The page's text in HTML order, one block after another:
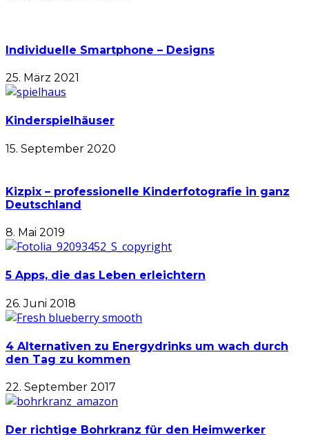
Individuelle Smartphone – Designs
25. März 2021
Kinderspielhäuser
15. September 2020
Kizpix – professionelle Kinderfotografie in ganz
Deutschland
8. Mai 2019
5 Apps, die das Leben erleichtern
26. Juni 2018
4 Alternativen zu Energydrinks um wach durch
den Tag zu kommen
22. September 2017
Der richtige Bohrkranz für den Heimwerker